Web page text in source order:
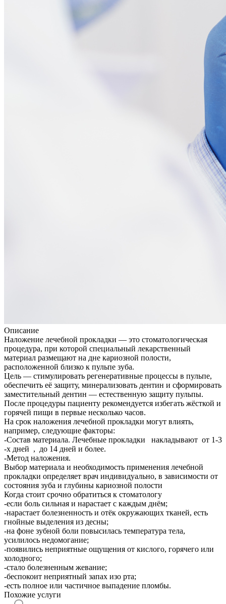
Описание
Наложение лечебной прокладки — это стоматологическая
процедура, при которой специальный лекарственный
материал размещают на дне кариозной полости,
расположенной близко к пульпе зуба.
Цель — стимулировать регенеративные процессы в пульпе,
обеспечить её защиту, минерализовать дентин и сформировать
заместительный дентин — естественную защиту пульпы.
После процедуры пациенту рекомендуется избегать жёсткой и
горячей пищи в первые несколько часов.
На срок наложения лечебной прокладки могут влиять,
например, следующие факторы:
-Состав материала. Лечебные прокладки накладывают от 1-3
-х дней , до 14 дней и более.
-Метод наложения.
Выбор материала и необходимость применения лечебной
прокладки определяет врач индивидуально, в зависимости от
состояния зуба и глубины кариозной полости
Когда стоит срочно обратиться к стоматологу
-если боль сильная и нарастает с каждым днём;
-нарастает болезненность и отёк окружающих тканей, есть
гнойные выделения из десны;
-на фоне зубной боли повысилась температура тела,
усилилось недомогание;
-появились неприятные ощущения от кислого, горячего или
холодного;
-стало болезненным жевание;
-беспокоит неприятный запах изо рта;
-есть полное или частичное выпадение пломбы.
Похожие услуги